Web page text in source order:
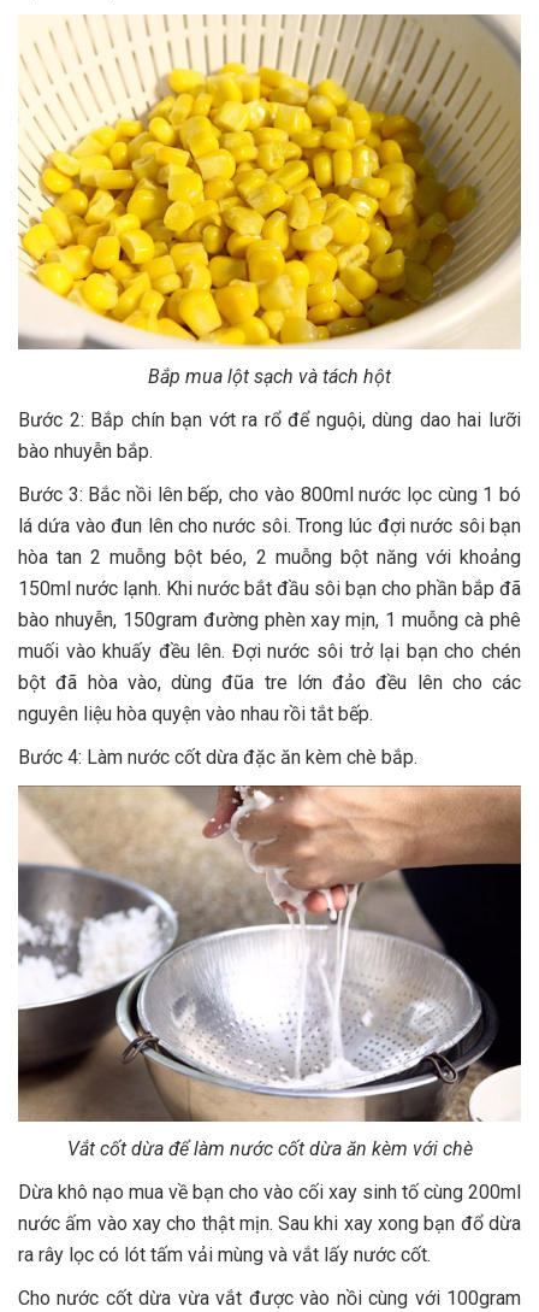
Bắp mua lột sạch và tách hột
Bước 2: Bắp chín bạn vớt ra rổ để nguội, dùng dao hai lưỡi
bào nhuyễn bắp.
Bước 3: Bắc nồi lên bếp, cho vào 800ml nước lọc cùng 1 bó
lá dứa vào đun lên cho nước sôi. Trong lúc đợi nước sôi bạn
hòa tan 2 muỗng bột béo, 2 muỗng bột năng với khoảng
150ml nước lạnh. Khi nước bắt đầu sôi bạn cho phần bắp đã
bào nhuyễn, 150gram đường phèn xay mịn, 1 muỗng cà phê
muối vào khuấy đều lên. Đợi nước sôi trở lại bạn cho chén
bột đã hòa vào, dùng đũa tre lớn đảo đều lên cho các
nguyên liệu hòa quyện vào nhau rồi tắt bếp.
Bước 4: Làm nước cốt dừa đặc ăn kèm chè bắp.
Vắt cốt dừa để làm nước cốt dừa ăn kèm với chè
Dừa khô nạo mua về bạn cho vào cối xay sinh tố cùng 200ml
nước ấm vào xay cho thật mịn. Sau khi xay xong bạn đổ dừa
ra rây lọc có lót tấm vải mùng và vắt lấy nước cốt.
Cho nước cốt dừa vừa vắt được vào nồi cùng với 100gram